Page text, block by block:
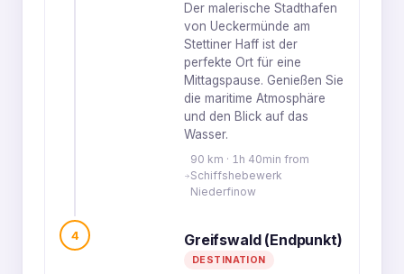
Der malerische Stadthafen
von Ueckermünde am
Stettiner Haff ist der
perfekte Ort für eine
Mittagspause. Genießen Sie
die maritime Atmosphäre
und den Blick auf das
Wasser.
90 km · 1h 40min from
Schiffshebewerk
Niederfinow
4 Greifswald (Endpunkt)
DESTINATION